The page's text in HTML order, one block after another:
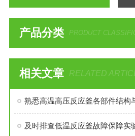
产品分类 PRODUCT
相关文章 RELATED
及时排查低温反应釜故障保障实